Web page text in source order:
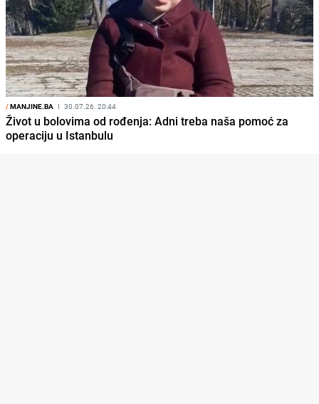
/MANJINE.BA I 30.07.26. 20:44
Život u bolovima od rođenja: Adni treba naša pomoć za
operaciju u Istanbulu